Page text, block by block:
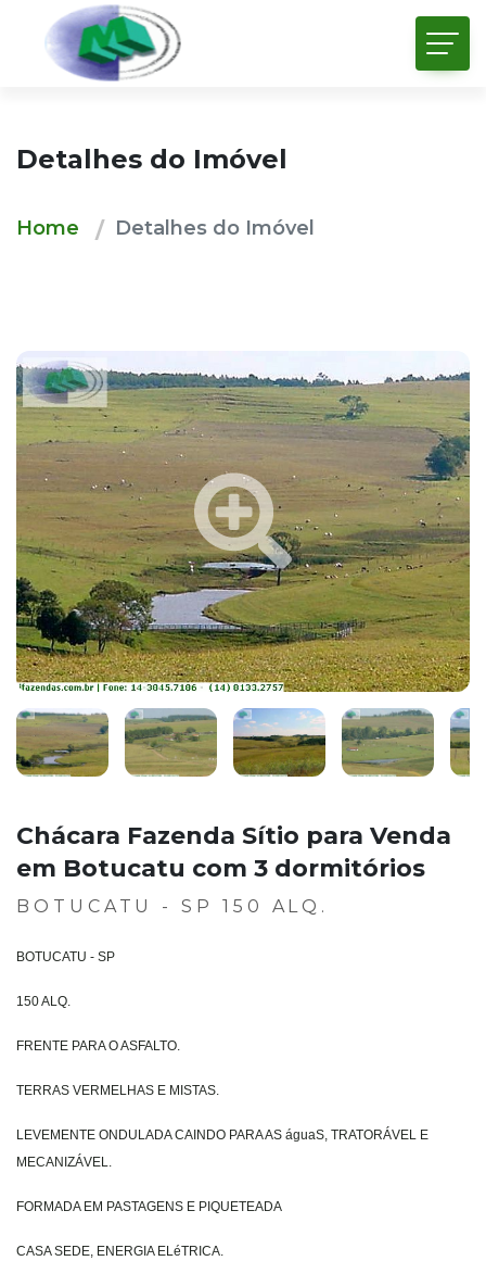
Detalhes do Imóvel
Home Detalhes do Imóvel
Chácara Fazenda Sítio para Venda
em Botucatu com 3 dormitórios
BOTUCATU - SP 150 ALQ.
BOTUCATU - SP
150 ALQ.
FRENTE PARA O ASFALTO.
TERRAS VERMELHAS E MISTAS.
LEVEMENTE ONDULADA CAINDO PARA AS águaS, TRATORÁVEL E
MECANIZÁVEL.
FORMADA EM PASTAGENS E PIQUETEADA
CASA SEDE, ENERGIA ELéTRICA.